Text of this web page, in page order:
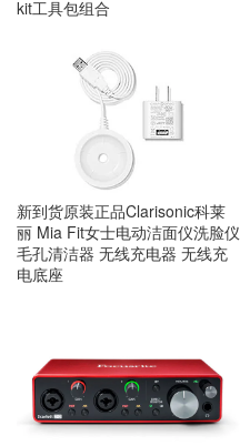
kit工具包组合
新到货原装正品Clarisonic科莱
丽 Mia Fit女士电动洁面仪洗脸仪
毛孔清洁器 无线充电器 无线充
电底座